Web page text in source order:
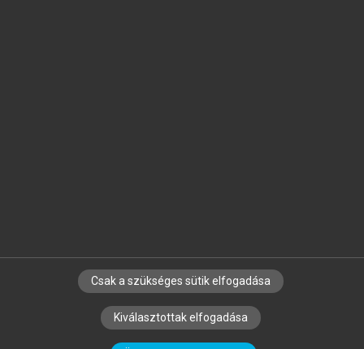
SZERZŐKNEK CÉGEKNEK KÖNYVTÁROSOKNAK
SZERKESZTÉSI ÉS LEKTORÁLÁSI ALAPELVEK
Csak a szükséges sütik elfogadása
Kiválasztottak elfogadása